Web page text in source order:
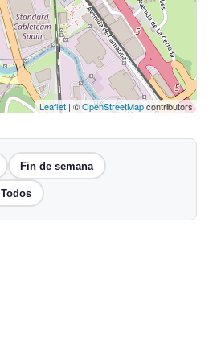
Leaflet | ©OpenStreetMapcontributors
Fin de semana
Todos